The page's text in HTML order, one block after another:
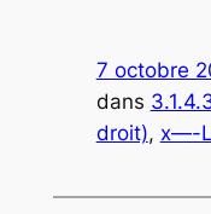
7 octobre
dans
droit), x—-